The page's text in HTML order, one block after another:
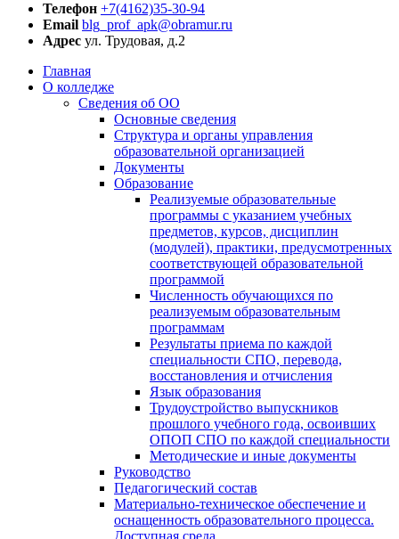
Телефон +7(4162)35-30-94
Email blg_prof_apk@obramur.ru
Адрес ул. Трудовая, д.2
Главная
О колледже
Сведения об ОО
Основные сведения
Структура и органы управления
образовательной организацией
Документы
Образование
Реализуемые образовательные
программы с указанием учебных
предметов, курсов, дисциплин
(модулей), практики, предусмотренных
соответствующей образовательной
программой
Численность обучающихся по
реализуемым образовательным
программам
Результаты приема по каждой
специальности СПО, перевода,
восстановления и отчисления
Язык образования
Трудоустройство выпускников
прошлого учебного года, освоивших
ОПОП СПО по каждой специальности
Методические и иные документы
Руководство
Педагогический состав
Материально-техническое обеспечение и
оснащенность образовательного процесса.
Доступная среда